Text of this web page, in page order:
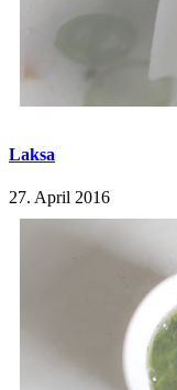
Laksa
27. April 2016